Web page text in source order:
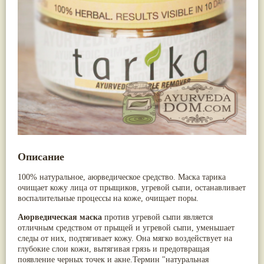
Описание
100% натуральное, аюрведическое средство. Маска тарика
очищает кожу лица от прыщиков, угревой сыпи, останавливает
воспалительные процессы на коже, очищает поры.
Аюрведическая маска против угревой сыпи является
отличным средством от прыщей и угревой сыпи, уменьшает
следы от них, подтягивает кожу. Она мягко воздействует на
глубокие слои кожи, вытягивая грязь и предотвращая
появление черных точек и акне.Термин "натуральная
(3)
Агастья расаяна (3)
Ашта чурна
(3)
Брами вати с золотом
Брахма расаяна(3)
Видарьяди
Гуггул(3)
Дханвантарам 101(3)
Дханвантарам тайлам
Кайлаш дживан(3)
Кальянака гритам
(3)
Кширабала(3)
Лив 52 (3)
more...
(19)
Касмарья(19)
Кориандр(19)
Барбарис индийский
Крапива индийская
(17)
Патола(17)
Холарена - Кутаджа(17)
Шионака
(17)
Аджван/Ажгон
Акация катеху(16)
Кальций(16)
Дашамула(15)
Моринга(14)
Перец кубеба(14)
Сахарный тростник(14)
Гвоздика(13)
Кассия трубчатая(13)
Мезуя железная(13)
Мускатный орех(13)
Пажитник (13)